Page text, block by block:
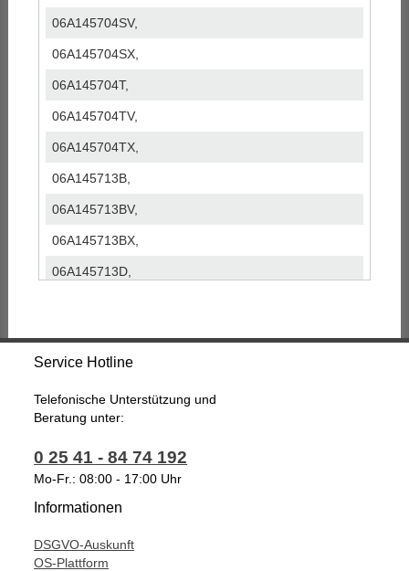
06A145704SV,
06A145704SX,
06A145704T,
06A145704TV,
06A145704TX,
06A145713B,
06A145713BV,
06A145713BX,
06A145713D,
06A145713F,
06A145713FV,
06A145713FX,
06A145713L,
06A145713LV,
06A145713M,
Service Hotline
Telefonische Unterstützung und
Beratung unter:
0 25 41 - 84 74 192
Mo-Fr.: 08:00 - 17:00 Uhr
Informationen
DSGVO-Auskunft
OS-Plattform